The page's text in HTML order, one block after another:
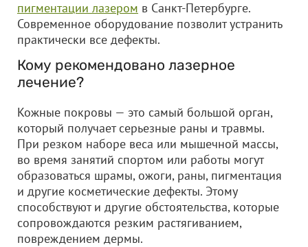
пигментации лазером в Санкт-Петербурге.
Современное оборудование позволит устранить
практически все дефекты.
Кому рекомендовано лазерное
лечение?
Кожные покровы — это самый большой орган,
который получает серьезные раны и травмы.
При резком наборе веса или мышечной массы,
во время занятий спортом или работы могут
образоваться шрамы, ожоги, раны, пигментация
и другие косметические дефекты. Этому
способствуют и другие обстоятельства, которые
сопровождаются резким растягиванием,
повреждением дермы.